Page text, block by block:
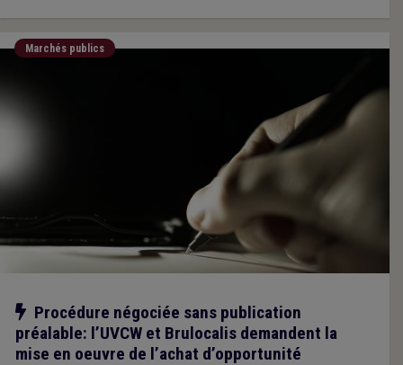
Marchés publics
Notre action
Procédure négociée sans publication
préalable: l’UVCW et Brulocalis demandent la
mise en oeuvre de l’achat d’opportunité